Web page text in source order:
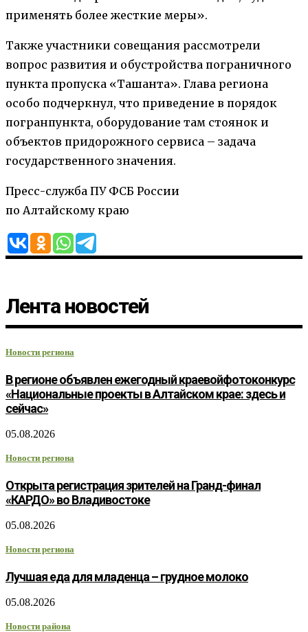
применять более жесткие меры».
Также участники совещания рассмотрели
вопрос развития и обустройства пограничного
пункта пропуска «Ташанта». Глава региона
особо подчеркнул, что приведение в порядок
погранпункта, оборудование там стоянок и
объектов придорожного сервиса – задача
государственного значения.
Пресс-служба ПУ ФСБ России
по Алтайскому краю
Лента новостей
Новости региона
В регионе объявлен ежегодный краевойфотоконкурс
«Национальные проекты в Алтайском крае: здесь и
сейчас»
05.08.2026
Новости региона
Открыта регистрация зрителей на Гранд-финал
«КАРДО» во Владивостоке
05.08.2026
Новости региона
Лучшая еда для младенца – грудное молоко
05.08.2026
Новости района